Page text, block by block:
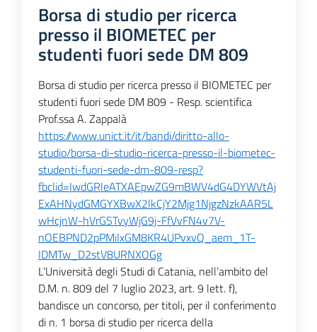
Borsa di studio per ricerca
presso il BIOMETEC per
studenti fuori sede DM 809
Borsa di studio per ricerca presso il BIOMETEC per
studenti fuori sede DM 809 - Resp. scientifica
Prof.ssa A. Zappalà
https://www.unict.it/it/bandi/diritto-allo-
studio/borsa-di-studio-ricerca-presso-il-biometec-
studenti-fuori-sede-dm-809-resp?
fbclid=IwdGRleATXAEpwZG9mBWV4dG4DYWVtAj
ExAHNydGMGYXBwX2lkCjY2Mjg1NjgzNzkAAR5L
wHcjnW-hVrGSTvyWjG9j-FfVvFN4v7V-
nOEBPND2pPMiIxGM8KR4UPvxvQ_aem_1T-
IDMTw_D2stV8URNXOGg
L’Università degli Studi di Catania, nell’ambito del
D.M. n. 809 del 7 luglio 2023, art. 9 lett. f),
bandisce un concorso, per titoli, per il conferimento
di n. 1 borsa di studio per ricerca della